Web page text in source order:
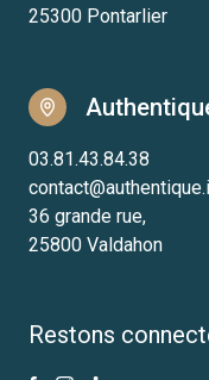
25300 Pontarlier
03.81.43.84.38
36 grande rue,
25800 Valdahon
Restons